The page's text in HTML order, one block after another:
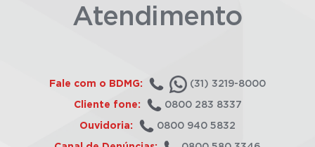
Atendimento
Fale com o BDMG: (31) 3219-8000
Cliente fone: 0800 283 8337
Ouvidoria: 0800 940 5832